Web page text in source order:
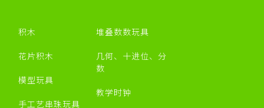
积木
花片积木
模型玩具
手工艺串珠玩具
堆叠数数玩具
几何、十进位、分
数
教学时钟